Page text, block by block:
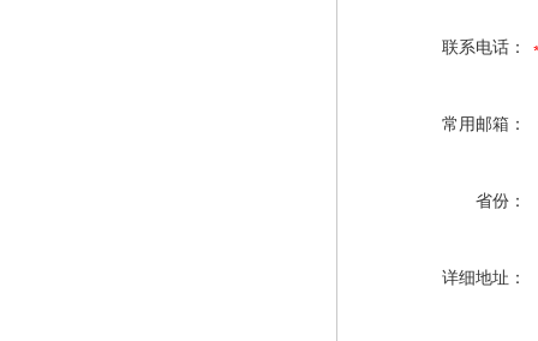
联系电话：
常用邮箱：
省份：
详细地址：